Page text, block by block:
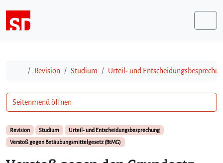
StartRevision Studium Urteil- und
Revision Studium
Urteil- und Entscheidungsbesprechung
Verstoß gegen Betäubungsmittelgesetz (BtMG)
Seitenmenü öffnen